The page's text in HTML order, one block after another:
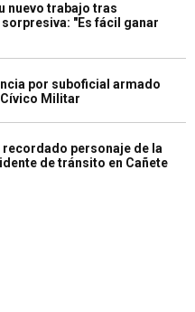
nuevo trabajo tras
"Es fácil ganar
por suboficial armado
Militar
personaje de la
de tránsito en Cañete